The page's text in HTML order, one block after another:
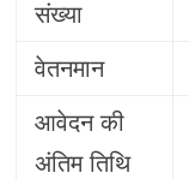
संख्या
वेतनमान
आवेदन की
अंतिम तिथि